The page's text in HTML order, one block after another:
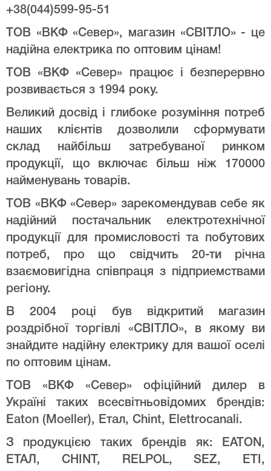
+38(044)599-95-51
ТОВ «ВКФ «Север», магазин «СВІТЛО» - це
надійна електрика по оптовим цінам!
ТОВ «ВКФ «Север» працює і безперервно
розвивається з 1994 року.
Великий досвід і глибоке розуміння потреб
наших клієнтів дозволили сформувати
склад найбільш затребуваної ринком
продукції, що включає більш ніж 170000
найменувань товарів.
ТОВ «ВКФ «Север» зарекомендував себе як
надійний постачальник електротехнічної
продукції для промисловості та побутових
потреб, про що свідчить 20-ти річна
взаємовигідна співпраця з підприемствами
регіону.
В 2004 році був відкритий магазин
роздрібної торгівлі «СВІТЛО», в якому ви
знайдите надійну електрику для вашої оселі
по оптовим цінам.
ТОВ «ВКФ «Север» офіційний дилер в
Україні таких всесвітньовідомих брендів:
Eaton (Moeller), Етал, Chint, Elettrocanali.
З продукцією таких брендів як: EATON,
ЕТАЛ, CHINT, RELPOL, SEZ, ETI,